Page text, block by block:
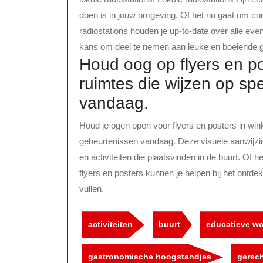
doen is in jouw omgeving. Of het nu gaat om
radiostations houden je up-to-date over alle
kans om deel te nemen aan leuke en boeiende
Houd oog op flyers en
ruimtes die wijzen op
vandaag.
Houd je ogen open voor flyers en posters in
gebeurtenissen vandaag. Deze visuele
en activiteiten die plaatsvinden in de buurt. Of
flyers en posters kunnen je helpen bij het
vullen.
activiteiten buurt educatieve
gastronomische hoogstandjes